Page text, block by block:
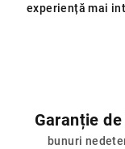
experiență mai
Garanție
bunuri